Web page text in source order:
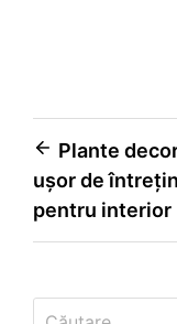
Navigare
în
Plante
ușor de
pentru interior